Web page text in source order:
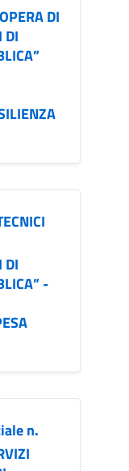
DI
DI
DI
-
n.